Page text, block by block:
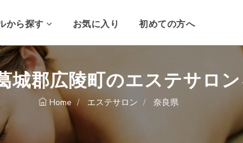
から探す お気に入り 初めての方へ
城郡広陵町のエステサロ
Home エステサロン 奈良県